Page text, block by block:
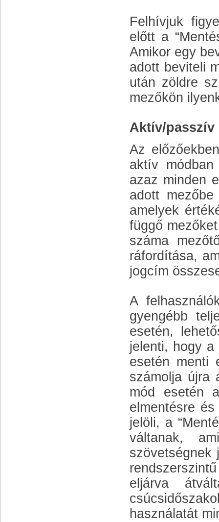
Felhívjuk
előtt a
Amikor egy
adott beviteli
után zöldre
mezőkön
Aktív/passzív
Az
aktív
azaz minden
adott
amelyek
függő
száma
ráfordítása,
jogcím
A
gyengébb
esetén,
jelenti, hogy a
esetén menti
számolja újra
mód esetén
elmentésre
jelöli, a
váltanak,
szövetségnek
eljárva
használatát